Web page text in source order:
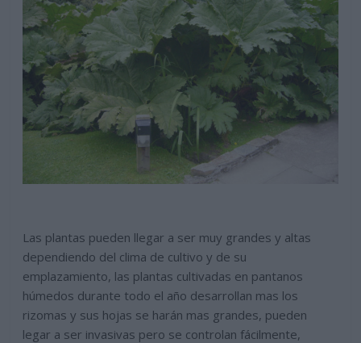
Las plantas pueden llegar a ser muy grandes y altas
dependiendo del clima de cultivo y de su
emplazamiento, las plantas cultivadas en pantanos
húmedos durante todo el año desarrollan mas los
rizomas y sus hojas se harán mas grandes, pueden
legar a ser invasivas pero se controlan fácilmente,